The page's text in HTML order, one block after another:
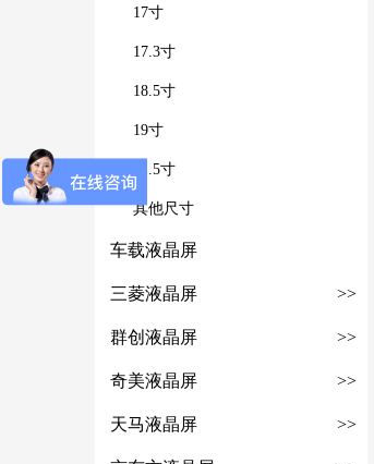
17寸
17.3寸
18.5寸
19寸
21.5寸
其他尺寸
车载液晶屏
三菱液晶屏 >>
群创液晶屏 >>
奇美液晶屏 >>
天马液晶屏 >>